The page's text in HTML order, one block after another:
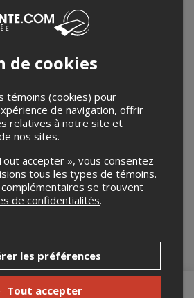
17h45
à titre de mandataire pourRestaurant Le
de l’affichage en ligne et la vente de
propos de cet événement, veuillez
l’événement,Restaurant Le Coureur des
cookies
témoins (cookies) pour
de navigation, offrir
relatives à notre site et
nos sites.
accepter », vous consentez
tous les types de témoins.
se trouvent
de confidentialités.
les préférences
Tout accepter